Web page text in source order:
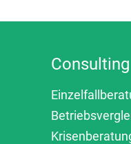
Consulting